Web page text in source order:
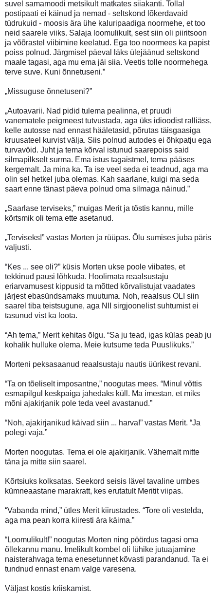
suvel samamoodi metsikult matkates siiakanti. Tollal
postipaati ei käinud ja nemad - seltskond lõkerdavaid
tüdrukuid - moosis ära ühe kaluripaadiga noormehe, et too
neid saarele viiks. Salaja loomulikult, sest siin oli piiritsoon
ja võõrastel viibimine keelatud. Ega too noormees ka papist
poiss polnud. Järgmisel päeval läks ülejäänud seltskond
maale tagasi, aga mu ema jäi siia. Veetis tolle noormehega
terve suve. Kuni õnnetuseni.”
„Missuguse õnnetuseni?”
„Autoavarii. Nad pidid tulema pealinna, et pruudi
vanematele peigmeest tutvustada, aga üks idioodist ralliäss,
kelle autosse nad ennast hääletasid, põrutas täisgaasiga
kruusateel kurvist välja. Siis polnud autodes ei õhkpatju ega
turvavöid. Juht ja tema kõrval istunud saarepoiss said
silmapilkselt surma. Ema istus tagaistmel, tema pääses
kergemalt. Ja mina ka. Ta ise veel seda ei teadnud, aga ma
olin sel hetkel juba olemas. Kah saarlane, kuigi ma seda
saart enne tänast päeva polnud oma silmaga näinud.”
„Saarlase terviseks,” muigas Merit ja tõstis kannu, mille
kõrtsmik oli tema ette asetanud.
„Terviseks!” vastas Morten ja rüüpas. Õlu sumises juba päris
valjusti.
“Kes ... see oli?” küsis Morten ukse poole viibates, et
tekkinud pausi lõhkuda. Hoolimata reaalsustaju
eriarvamusest kippusid ta mõtted kõrvalistujat vaadates
järjest ebasündsamaks muutuma. Noh, reaalsus OLI siin
saarel tiba teistsugune, aga NII sirgjoonelist suhtumist ei
tasunud vist ka loota.
“Ah tema,” Merit kehitas õlgu. “Sa ju tead, igas külas peab ju
kohalik hulluke olema. Meie kutsume teda Puuslikuks.”
Morteni peksasaanud reaalsustaju nautis üürikest revani.
“Ta on tõeliselt imposantne,” noogutas mees. “Minul võttis
esmapilgul keskpaiga jahedaks küll. Ma imestan, et miks
mõni ajakirjanik pole teda veel avastanud.”
“Noh, ajakirjanikud käivad siin ... harva!” vastas Merit. “Ja
polegi vaja.”
Morten noogutas. Tema ei ole ajakirjanik. Vähemalt mitte
täna ja mitte siin saarel.
Kõrtsiuks kolksatas. Seekord seisis lävel tavaline umbes
kümneaastane marakratt, kes erutatult Meritit viipas.
“Vabanda mind,” ütles Merit kiirustades. “Tore oli vestelda,
aga ma pean korra kiiresti ära käima.”
“Loomulikult!” noogutas Morten ning pöördus tagasi oma
õllekannu manu. Imelikult kombel oli lühike jutuajamine
naisterahvaga tema enesetunnet kõvasti parandanud. Ta ei
tundnud ennast enam valge varesena.
Väljast kostis kriiskamist.